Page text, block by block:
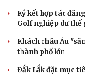
Ký kết hợp tác
Golf nghiệp dư thế
Khách châu Âu
thành phố lớn
Đắk Lắk đặt mục